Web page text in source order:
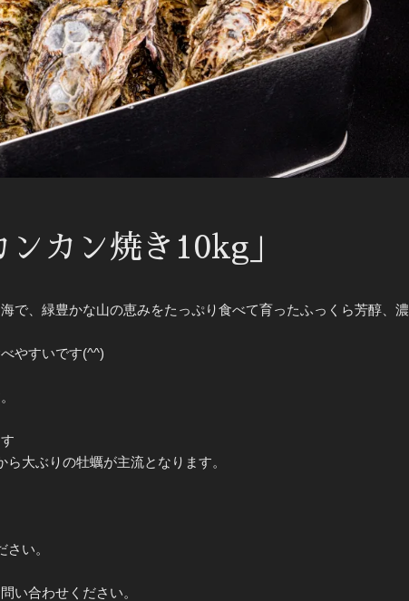
カン焼き10kg」
で、緑豊かな山の恵みをたっぷり食べて育ったふっくら芳醇、濃
やすいです(^^)
大ぶりの牡蠣が主流となります。
い。
い合わせください。